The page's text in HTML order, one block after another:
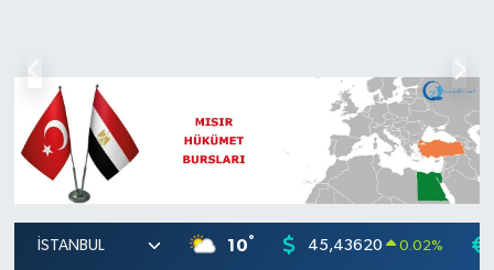
10° 45,43620 0.02%